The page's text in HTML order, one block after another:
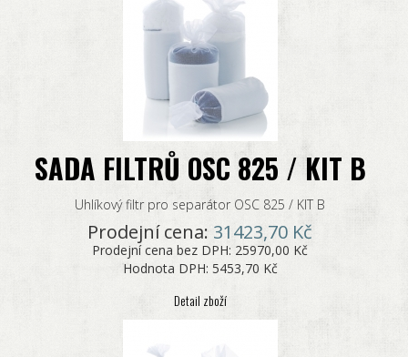
SADA FILTRŮ OSC 825 / KIT B
Uhlíkový filtr pro separátor OSC 825 / KIT B
Prodejní cena: 31423,70 Kč
Prodejní cena bez DPH: 25970,00 Kč
Hodnota DPH: 5453,70 Kč
Detail zboží